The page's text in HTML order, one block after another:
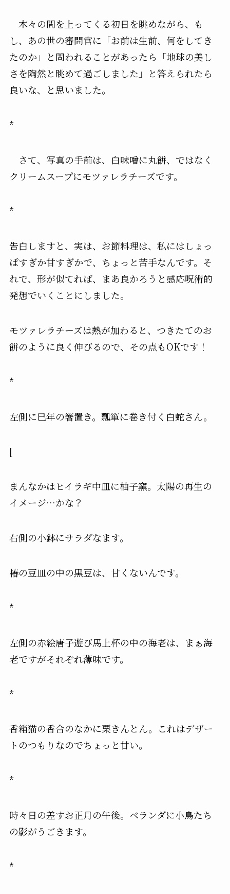
木々の間を上ってくる初日を眺めながら、も
し、あの世の審問官に「お前は生前、何をしてき
たのか」と問われることがあったら「地球の美し
さを陶然と眺めて過ごしました」と答えられたら
良いな、と思いました。
*
さて、写真の手前は、白味噌に丸餅、ではなく
クリームスープにモツァレラチーズです。
*
告白しますと、実は、お節料理は、私にはしょっ
ぱすぎか甘すぎかで、ちょっと苦手なんです。そ
れで、形が似てれば、まあ良かろうと感応呪術的
発想でいくことにしました。
モツァレラチーズは熱が加わると、つきたてのお
餅のように良く伸びるので、その点もOKです！
*
左側に巳年の箸置き。瓢箪に巻き付く白蛇さん。
[
まんなかはヒイラギ中皿に柚子窯。太陽の再生の
イメージ…かな？
右側の小鉢にサラダなます。
椿の豆皿の中の黒豆は、甘くないんです。
*
左側の赤絵唐子遊び馬上杯の中の海老は、まぁ海
老ですがそれぞれ薄味です。
*
香箱猫の香合のなかに栗きんとん。これはデザー
トのつもりなのでちょっと甘い。
*
時々日の差すお正月の午後。ベランダに小鳥たち
の影がうごきます。
*